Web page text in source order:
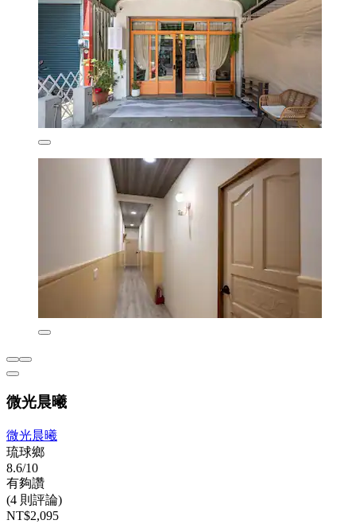
微光晨曦
微光晨曦
琉球鄉
8.6/10
有夠讚
(4 則評論)
NT$2,095